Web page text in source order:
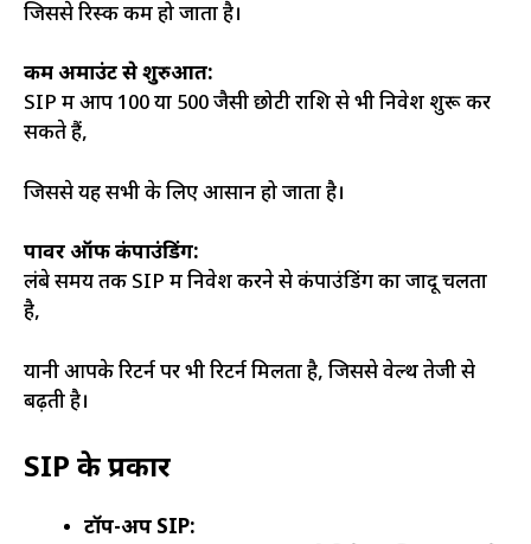
जिससे रिस्क कम हो जाता है।
कम अमाउंट से शुरुआत:
SIP में आप ₹100 या ₹500 जैसी छोटी राशि से भी निवेश शुरू कर
सकते हैं,
जिससे यह सभी के लिए आसान हो जाता है।
पावर ऑफ कंपाउंडिंग:
लंबे समय तक SIP में निवेश करने से कंपाउंडिंग का जादू चलता
है,
यानी आपके रिटर्न पर भी रिटर्न मिलता है, जिससे वेल्थ तेजी से
बढ़ती है।
SIP के प्रकार
टॉप-अप SIP: